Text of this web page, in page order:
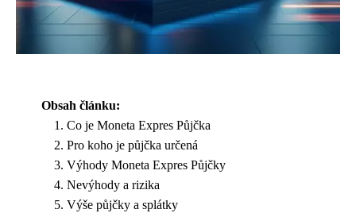
Obsah článku:
Co je Moneta Expres Půjčka
Pro koho je půjčka určená
Výhody Moneta Expres Půjčky
Nevýhody a rizika
Výše půjčky a splátky